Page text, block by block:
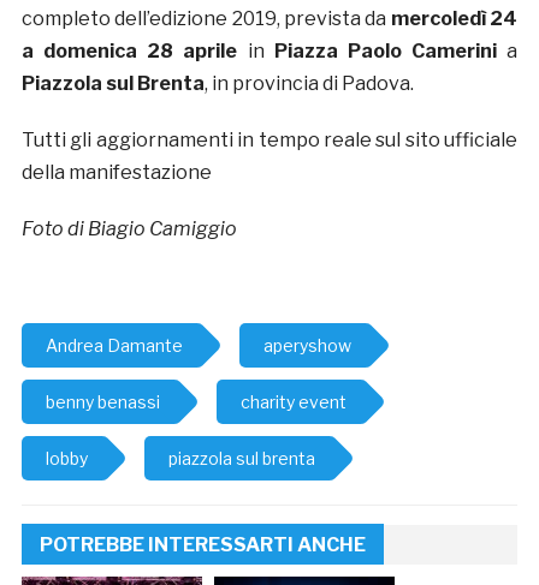
completo dell’edizione 2019, prevista da mercoledì 24
a domenica 28 aprile in Piazza Paolo Camerinia
Piazzola sul Brenta, in provincia di Padova.
Tutti gli aggiornamenti in tempo reale sul sito ufficiale
della manifestazione
Foto di Biagio Camiggio
Andrea Damante aperyshow
benny benassi charity event
lobby piazzola sul brenta
POTREBBE INTERESSARTI ANCHE